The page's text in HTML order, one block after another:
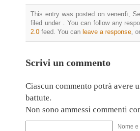
This entry was posted on venerdì,
filed under . You can follow any
2.0 feed. You can leave a response,
Scrivi un commento
Ciascun commento potrà avere
battute.
Non sono ammessi commenti
Nome